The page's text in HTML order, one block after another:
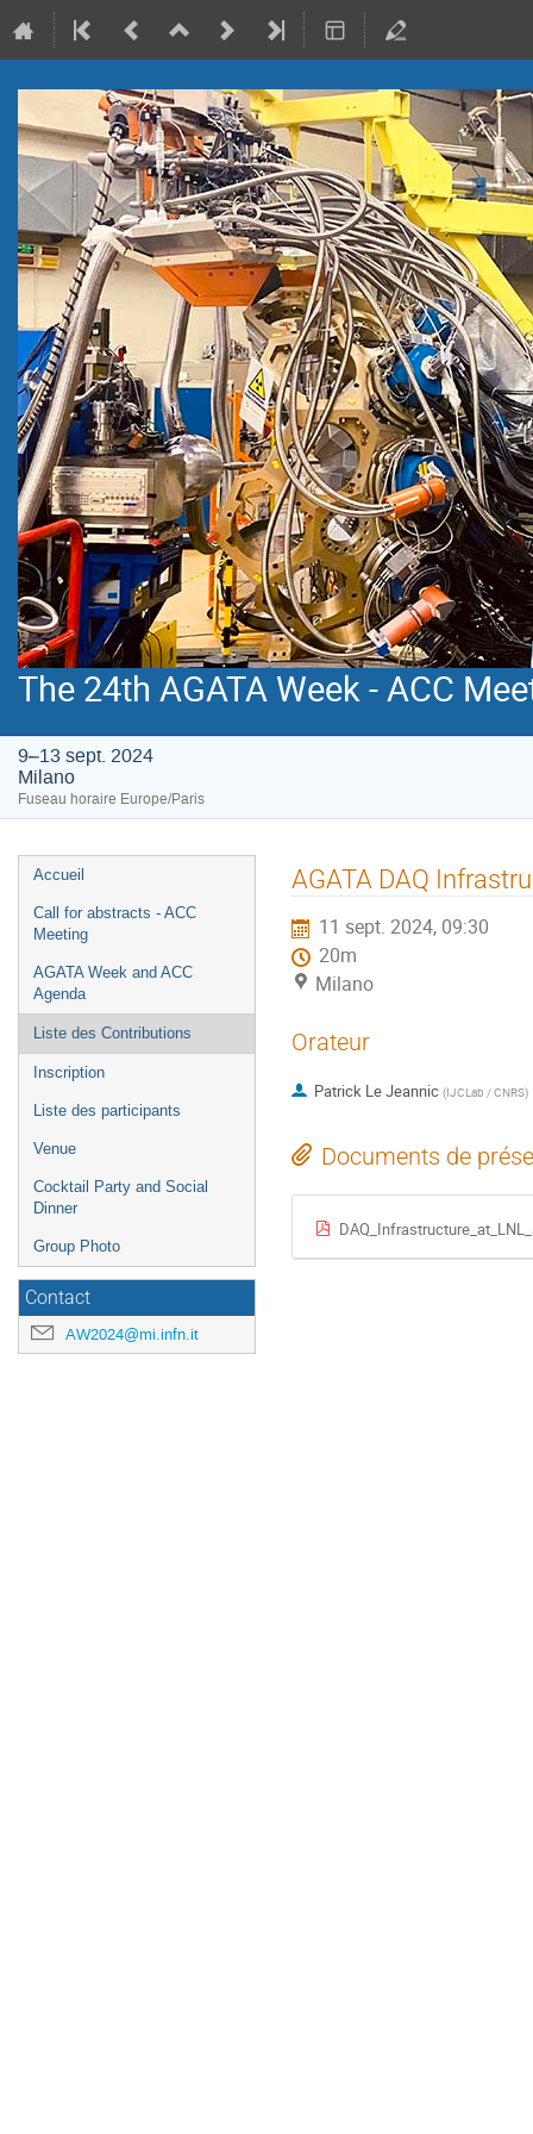
The 24th AGATA Week - ACC
9–13 sept. 2024
Milano
Fuseau horaire Europe/Paris
Menu
de
l'événement
Accueil
Call for abstracts - ACC
Meeting
AGATA Week and ACC
Agenda
Liste des Contributions
Inscription
Liste des participants
Venue
Cocktail Party and Social
Dinner
Group Photo
Contact
AW2024@mi.infn.it
AGATA DAQ
11 sept. 2024, 09:30
20m
Milano
Orateur
Patrick Le Jeannic (IJCLab / CNRS)
Documents de